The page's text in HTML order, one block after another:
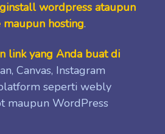
wordpress ataupun
hosting.
link yang Anda buat di
Canvas, Instagram
seperti webly
maupun WordPress